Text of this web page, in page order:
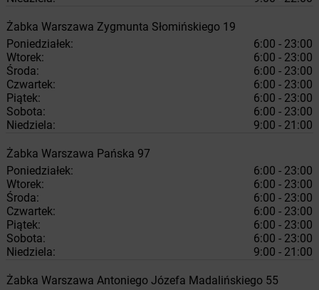
Żabka Warszawa Zygmunta Słomińskiego 19
Poniedziałek:
6:00 - 23:00
Wtorek:
6:00 - 23:00
Środa:
6:00 - 23:00
Czwartek:
6:00 - 23:00
Piątek:
6:00 - 23:00
Sobota:
6:00 - 23:00
Niedziela:
9:00 - 21:00
Żabka Warszawa Pańska 97
Poniedziałek:
6:00 - 23:00
Wtorek:
6:00 - 23:00
Środa:
6:00 - 23:00
Czwartek:
6:00 - 23:00
Piątek:
6:00 - 23:00
Sobota:
6:00 - 23:00
Niedziela:
9:00 - 21:00
Żabka Warszawa Antoniego Józefa Madalińskiego 55